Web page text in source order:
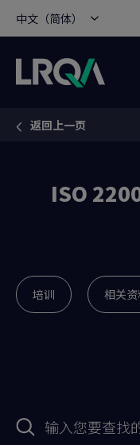
中文（简体）
You are here:
返回上一页
ISO
培训 相关
索